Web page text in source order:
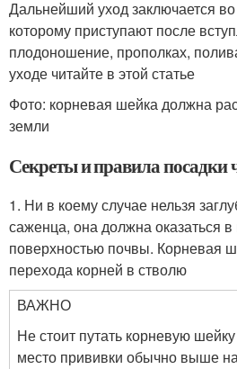
Дальнейший уход заключается
которому приступают после
плодоношение, прополках,
уходе читайте в этой статье
Фото: корневая шейка должна
земли
Секреты и правила посадки
1. Ни в коему случае нельзя
саженца, она должна оказаться в
поверхностью почвы. Корневая
перехода корней в стволю
ВАЖНО
Не стоит путать корневую
место прививки обычно выше